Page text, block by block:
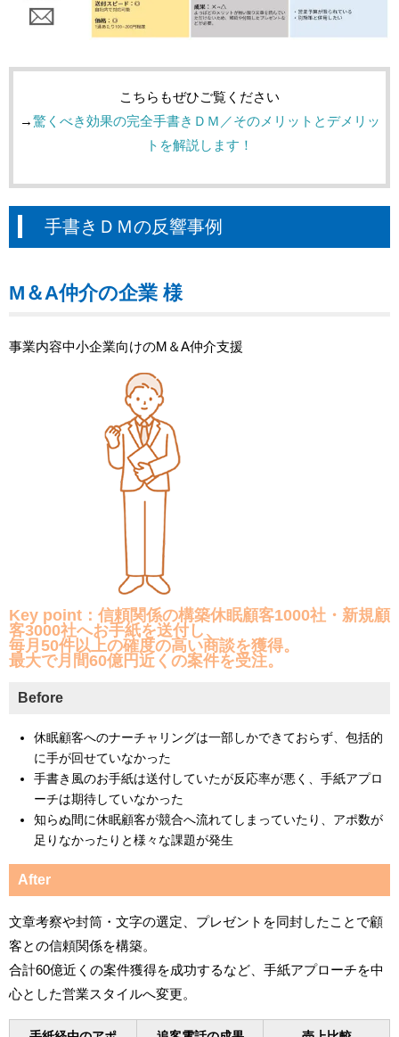
こちらもぜひご覧ください
→驚くべき効果の完全手書きＤＭ／そのメリットとデメリッ
トを解説します！
手書きＤＭの反響事例
M＆A仲介の企業 様
事業内容中小企業向けのM＆A仲介支援
Key point：信頼関係の構築休眠顧客1000社・新規顧
客3000社へお手紙を送付し、
毎月50件以上の確度の高い商談を獲得。
最大で月間60億円近くの案件を受注。
Before
休眠顧客へのナーチャリングは一部しかできておらず、包括的
に手が回せていなかった
手書き風のお手紙は送付していたが反応率が悪く、手紙アプロ
ーチは期待していなかった
知らぬ間に休眠顧客が競合へ流れてしまっていたり、アポ数が
足りなかったりと様々な課題が発生
After
文章考察や封筒・文字の選定、プレゼントを同封したことで顧
客との信頼関係を構築。
合計60億近くの案件獲得を成功するなど、手紙アプローチを中
心とした営業スタイルへ変更。